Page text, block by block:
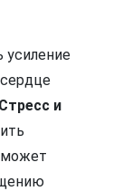
Стресс и
может